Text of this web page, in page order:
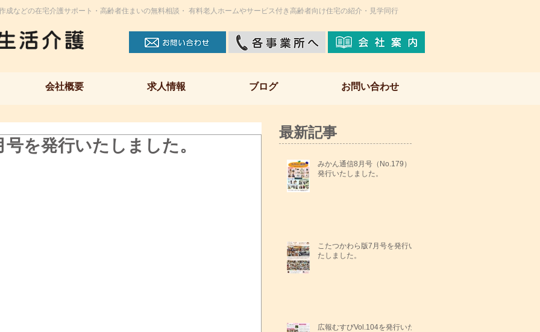
成などの在宅介護サポート・高齢者住まいの無料相談・ 有料老人ホームやサービス付き高齢者向け住宅の紹介・見学同行
会社概要 求人情報 ブログ お問い合わせ
を発行いたしました。
最新記事
みかん通信8月号（No.179）を
発行いたしました。
こたつかわら版7月号を発行い
たしました。
広報むすびVol.104を発行いた